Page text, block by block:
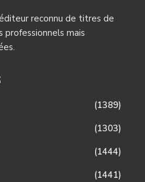
reconnu de titres de
professionnels mais
(1389)
(1303)
(1444)
(1441)